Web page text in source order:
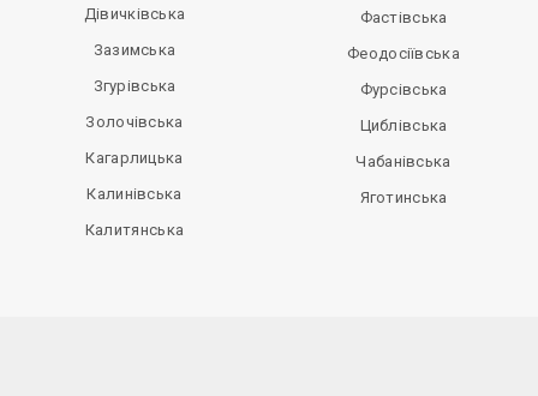
Дівичківська
Зазимська
Згурівська
Золочівська
Кагарлицька
Калинівська
Калитянська
Фастівська
Феодосіївська
Фурсівська
Циблівська
Чабанівська
Яготинська